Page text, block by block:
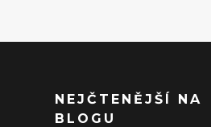
NEJČTENĚJŠÍ NA
BLOGU